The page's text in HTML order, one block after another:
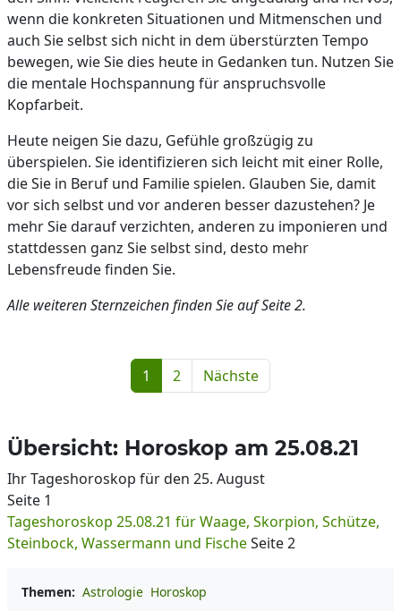
wenn die konkreten Situationen und Mitmenschen und
auch Sie selbst sich nicht in dem überstürzten Tempo
bewegen, wie Sie dies heute in Gedanken tun. Nutzen Sie
die mentale Hochspannung für anspruchsvolle
Kopfarbeit.
Heute neigen Sie dazu, Gefühle großzügig zu
überspielen. Sie identifizieren sich leicht mit einer Rolle,
die Sie in Beruf und Familie spielen. Glauben Sie, damit
vor sich selbst und vor anderen besser dazustehen? Je
mehr Sie darauf verzichten, anderen zu imponieren und
stattdessen ganz Sie selbst sind, desto mehr
Lebensfreude finden Sie.
Alle weiteren Sternzeichen finden Sie auf Seite 2.
1 2 Nächste
Übersicht: Horoskop am 25.08.21
Ihr Tageshoroskop für den 25. August
Seite 1
Tageshoroskop 25.08.21 für Waage, Skorpion, Schütze,
Steinbock, Wassermann und FischeSeite 2
Themen: Astrologie Horoskop